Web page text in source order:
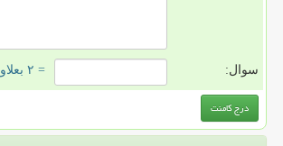
سوال: = ۲ بعلاوه ۵